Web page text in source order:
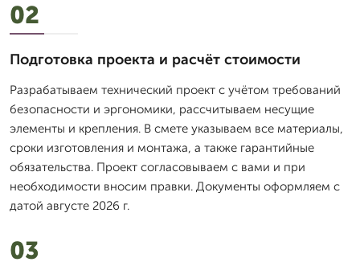
02
Подготовка проекта и расчёт стоимости
Разрабатываем технический проект с учётом требований
безопасности и эргономики, рассчитываем несущие
элементы и крепления. В смете указываем все материалы,
сроки изготовления и монтажа, а также гарантийные
обязательства. Проект согласовываем с вами и при
необходимости вносим правки. Документы оформляем с
датой августе 2026 г.
03